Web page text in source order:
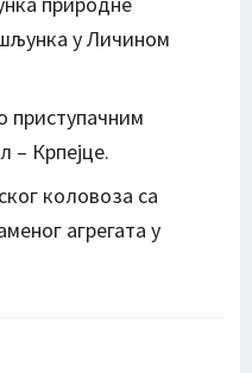
у Личином
приступачним
– Крпејце.
коловоза са
агрегата у